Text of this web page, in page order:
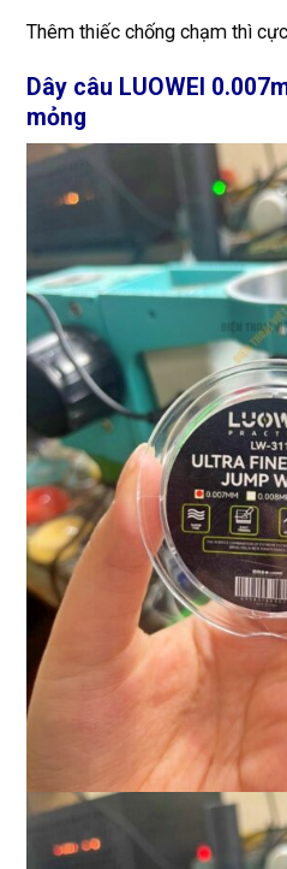
Thêm thiếc chống chạm thì
Dây câu LUOWEI
mỏng